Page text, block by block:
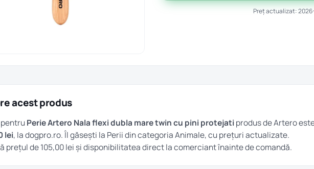
Preț actualizat:
acest produs
Perie Artero Nala flexi dubla mare twin cu pini protejati produs de Artero
lei, la dogpro.ro. Îl găsești la Periidin categoriaAnimale, cu prețuri actualizate.
prețul de 105,00 lei și disponibilitatea direct la comerciant înainte de comandă.